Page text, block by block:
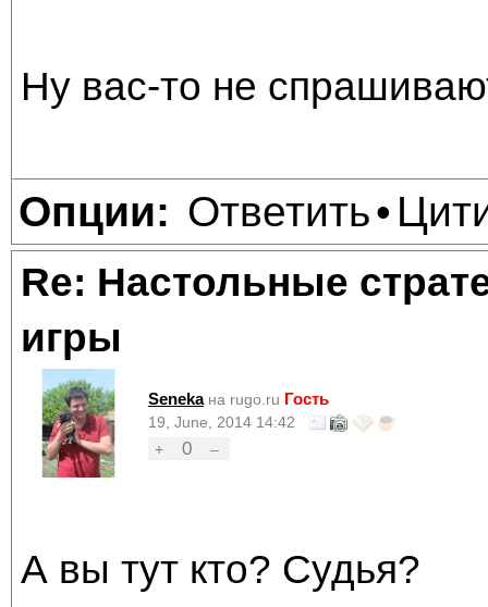
Ну вас-то не
Опции: Ответить•
Re: Настольные
игры
Seneka на rugo.ru Гость
19, June, 2014 14:42
+
0 –
А вы тут кто? Судья?